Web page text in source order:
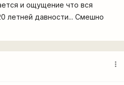
и ощущение что вся
летней давности... Смешно
more_vert